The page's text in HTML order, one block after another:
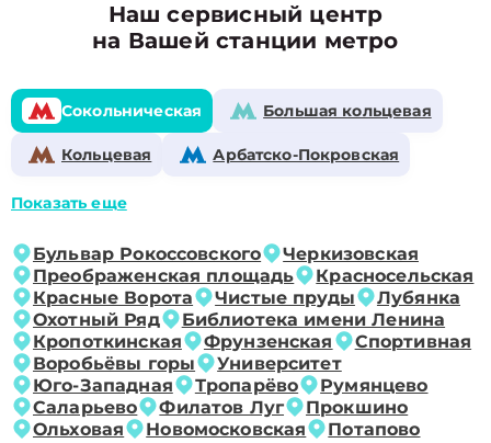
Наш сервисный центр
на Вашей станции метро
Сокольническая Большая кольцевая
Кольцевая Арбатско-Покровская
Показать еще
Бульвар Рокоссовского
Черкизовская
Преображенская площадь
Красносельская
Красные Ворота
Чистые пруды
Лубянка
Охотный Ряд
Библиотека имени Ленина
Кропоткинская
Фрунзенская
Спортивная
Воробьёвы горы
Университет
Юго-Западная
Тропарёво
Румянцево
Саларьево
Филатов Луг
Прокшино
Ольховая
Новомосковская Потапово